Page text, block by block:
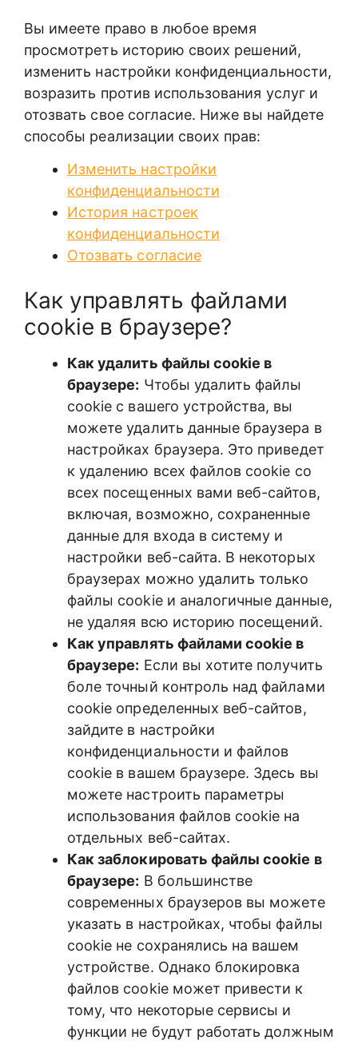
Вы имеете право в любое время
просмотреть историю своих решений,
изменить настройки конфиденциальности,
возразить против использования услуг и
отозвать свое согласие. Ниже вы найдете
способы реализации своих прав:
Изменить настройки
конфиденциальности
История настроек
конфиденциальности
Отозвать согласие
Как управлять файлами
cookie в браузере?
Как удалить файлы cookie в
браузере: Чтобы удалить файлы
cookie с вашего устройства, вы
можете удалить данные браузера в
настройках браузера. Это приведет
к удалению всех файлов cookie со
всех посещенных вами веб-сайтов,
включая, возможно, сохраненные
данные для входа в систему и
настройки веб-сайта. В некоторых
браузерах можно удалить только
файлы cookie и аналогичные данные,
не удаляя всю историю посещений.
Как управлять файлами cookie в
браузере: Если вы хотите получить
боле точный контроль над файлами
cookie определенных веб-сайтов,
зайдите в настройки
конфиденциальности и файлов
cookie в вашем браузере. Здесь вы
можете настроить параметры
использования файлов cookie на
отдельных веб-сайтах.
Как заблокировать файлы cookie в
браузере: В большинстве
современных браузеров вы можете
указать в настройках, чтобы файлы
cookie не сохранялись на вашем
устройстве. Однако блокировка
файлов cookie может привести к
тому, что некоторые сервисы и
функции не будут работать должным